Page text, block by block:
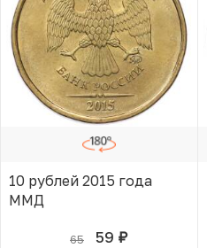
10 рублей 2015 года
ММД
65 59 руб.
В КОРЗИНЕ